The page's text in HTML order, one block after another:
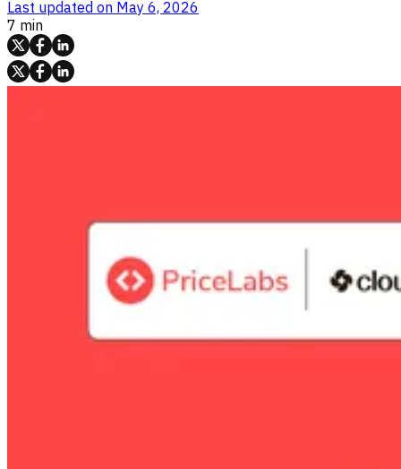
Last updated on May 6, 2026
7 min